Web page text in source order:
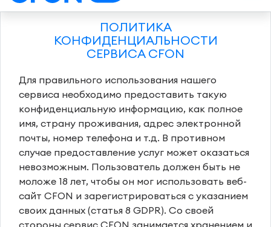
ПОЛИТИКА
КОНФИДЕНЦИАЛЬНОСТИ
СЕРВИСА CFON
Для правильного использования нашего
сервиса необходимо предоставить такую ​​
конфиденциальную информацию, как полное
имя, страну проживания, адрес электронной
почты, номер телефона и т.д. В противном
случае предоставление услуг может оказаться
невозможным. Пользователь должен быть не
моложе 18 лет, чтобы он мог использовать веб-
сайт CFON и зарегистрироваться с указанием
своих данных (статья 8 GDPR). Со своей
стороны сервис CFON занимается хранением и